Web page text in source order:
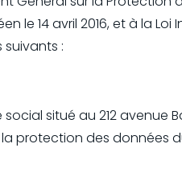
le 14 avril 2016, et à la Loi
suivants :
situé au 212 avenue
la protection des données